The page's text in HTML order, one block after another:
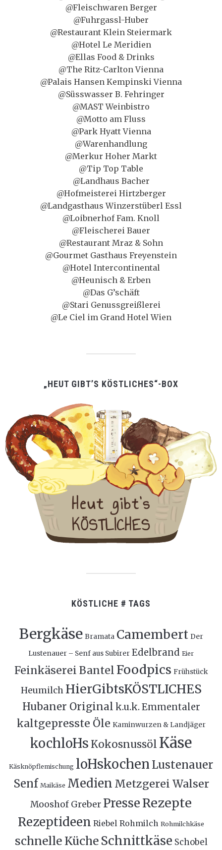
@Fleischwaren Berger
@Fuhrgassl-Huber
@Restaurant Klein Steiermark
@Hotel Le Meridien
@Ellas Food & Drinks
@The Ritz-Carlton Vienna
@Palais Hansen Kempinski Vienna
@Süsswasser B. Fehringer
@MAST Weinbistro
@Motto am Fluss
@Park Hyatt Vienna
@Warenhandlung
@Merkur Hoher Markt
@Tip Top Table
@Landhaus Bacher
@Hofmeisterei Hirtzberger
@Landgasthaus Winzerstüberl Essl
@Loibnerhof Fam. Knoll
@Fleischerei Bauer
@Restaurant Mraz & Sohn
@Gourmet Gasthaus Freyenstein
@Hotel Intercontinental
@Heunisch & Erben
@Das G’schäft
@Stari Genussgreißlerei
@Le Ciel im Grand Hotel Wien
„HEUT GIBT’S KÖSTLICHES“-BOX
KÖSTLICHE # TAGS
Bergkäse Bramata Camembert Der
Lustenauer – Senf aus Subirer Edelbrand Eier
Feinkäserei BantelFoodpics Frühstück
Heumilch HierGibtsKÖSTLICHES
Hubaner Original k.u.k. Emmentaler
kaltgepresste Öle Kaminwurzen & Landjäger
kochloHs Kokosnussöl Käse
Käsknöpflemischung loHskochen Lustenauer
Senf Maikäse Medien Metzgerei Walser
Mooshof Greber PresseRezepte
Rezeptideen Riebel Rohmilch Rohmilchkäse
schnelle Küche Schnittkäse Schobel